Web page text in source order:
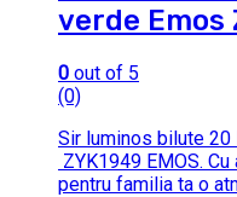
verde Emos
0 out of 5
(0)
Sir luminos bilute 20
ZYK1949 EMOS.
pentru familia ta o